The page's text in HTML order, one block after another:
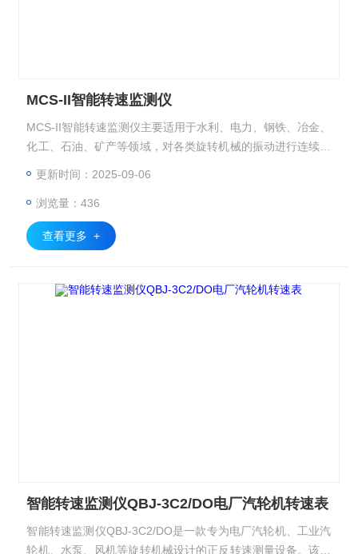
MCS-II智能转速监测仪
MCS-II智能转速监测仪主要适用于水利、电力、钢铁、冶金、
化工、石油、矿产等领域，对各类旋转机械的振动进行连续实
本仪器可外接声光报警器以提示现场操作人员采取防范措施，
并有报警、危险开关量输出，保护机器安全可靠运行，避免不
必要的经济损失。
更新时间：2025-09-06
浏览量：436
查看更多 +
智能转速监测仪QBJ-3C2/DO电厂汽轮机转速表
智能转速监测仪QBJ-3C2/DO是一款专为电厂汽轮机、工业汽
轮机、水泵、风机等旋转机械设计的正反转速测量设备。该设